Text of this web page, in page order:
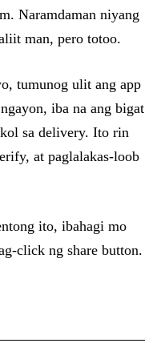
Naramdaman niyang
man, pero totoo.
tumunog ulit ang app
iba na ang bigat
sa delivery. Ito rin
at paglalakas-loob
ito, ibahagi mo
click ng share button.